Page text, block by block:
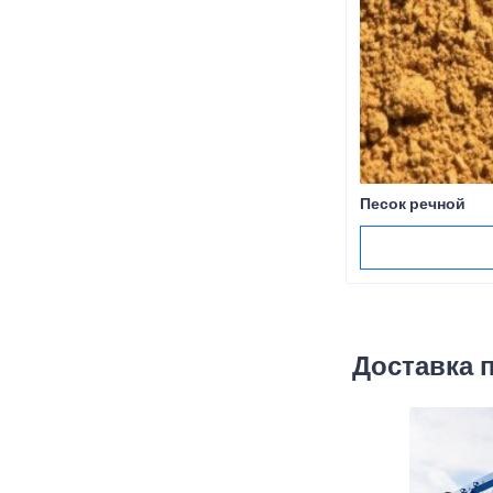
Песок речной
Доставка